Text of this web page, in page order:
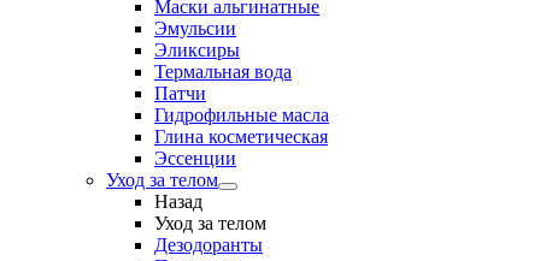
Маски альгинатные
Эмульсии
Эликсиры
Термальная вода
Патчи
Гидрофильные масла
Глина косметическая
Эссенции
Уход за телом
Назад
Уход за телом
Дезодоранты